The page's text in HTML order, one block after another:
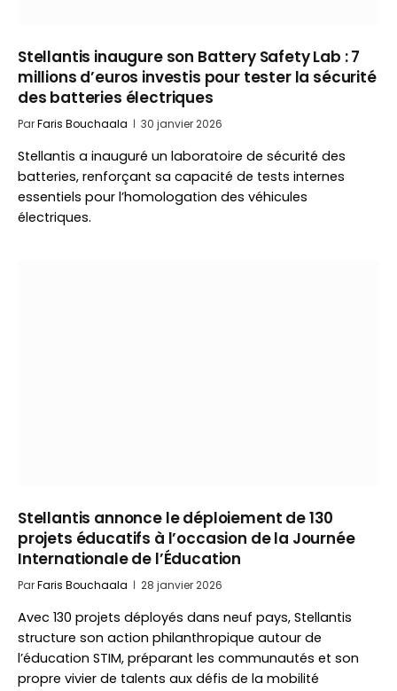
Stellantis inaugure son Battery Safety Lab : 7
millions d’euros investis pour tester la sécurité
des batteries électriques
ParFaris Bouchaala 30 janvier 2026
Stellantis a inauguré un laboratoire de sécurité des
batteries, renforçant sa capacité de tests internes
essentiels pour l’homologation des véhicules
électriques.
Stellantis annonce le déploiement de 130
projets éducatifs à l’occasion de la Journée
Internationale de l’Éducation
ParFaris Bouchaala 28 janvier 2026
Avec 130 projets déployés dans neuf pays, Stellantis
structure son action philanthropique autour de
l’éducation STIM, préparant les communautés et son
propre vivier de talents aux défis de la mobilité